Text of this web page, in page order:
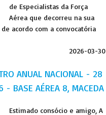
de Especialistas da Força
Aérea que decorreu na sua
acordo com a convocatória
2026-03-30
ANUAL NACIONAL - 28
- BASE AÉREA 8, MACEDA
Estimado consócio e amigo, A